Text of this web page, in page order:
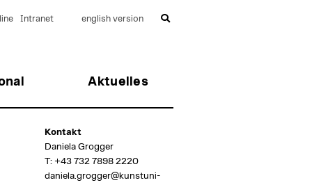
Aktuelles
Intranet english version
Kontakt
Daniela Grogger
T: +43 732 7898 2220
daniela.grogger@kunstuni-